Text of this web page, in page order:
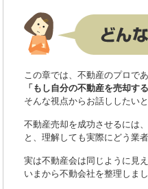
この章では、不動産のプロであ
「もし自分の不動産を売却す
そんな視点からお話ししたいと
不動産売却を成功させるには
と、理解しても実際にどう業
実は不動産会は同じように見
いまから不動会社を整理しまし